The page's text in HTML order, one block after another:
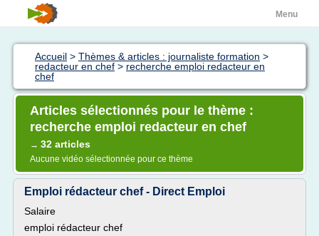
Menu
Accueil > Thèmes & articles : journaliste formation >
redacteur en chef > recherche emploi redacteur en
chef
Articles sélectionnés pour le thème :
recherche emploi redacteur en chef
→ 32 articles
Aucune vidéo sélectionnée pour ce thème
Emploi rédacteur chef - Direct Emploi
Salaire
emploi rédacteur chef